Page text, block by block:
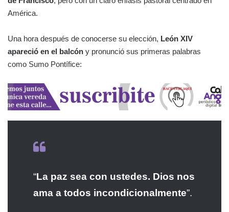
América.
Una hora después de conocerse su elección, León XIV
apareció en el balcón y pronunció sus primeras palabras
como Sumo Pontífice:
“La paz sea con ustedes. Dios nos
ama a todos incondicionalmente”.